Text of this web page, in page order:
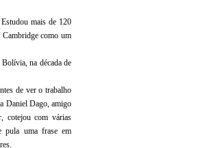
mais de 120
como um
na década de
de ver o trabalho
Daniel Dago, amigo
cotejou com várias
pula uma frase em